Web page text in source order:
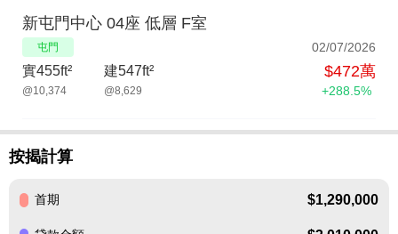
02/07/2026
屯門
新屯門中心 04座 低層 F室
$472萬
實455ft²
@10,374
建547ft²
@8,629 +288.5%
按揭計算
首期 $1,290,000